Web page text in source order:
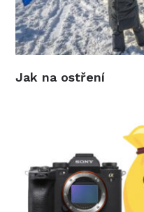
Jak na ostření